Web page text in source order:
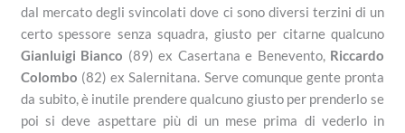
dal mercato degli svincolati dove ci sono diversi terzini di un
certo spessore senza squadra, giusto per citarne qualcuno
Gianluigi Bianco (89) ex Casertana e Benevento, Riccardo
Colombo (82) ex Salernitana. Serve comunque gente pronta
da subito, è inutile prendere qualcuno giusto per prenderlo se
poi si deve aspettare più di un mese prima di vederlo in